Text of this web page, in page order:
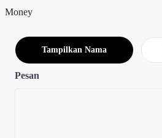
Money
Tampilkan Nama
Pesan